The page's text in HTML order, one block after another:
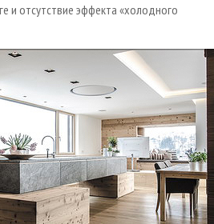
и отсутствие эффекта «холодного